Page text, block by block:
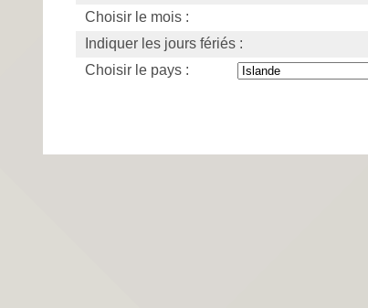
Choisir le mois :
Indiquer les jours fériés :
Choisir le pays :